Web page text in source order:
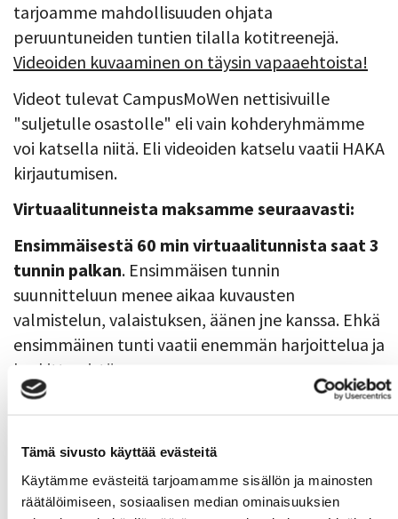
Tämä sivusto käyttää evästeitä
Käytämme evästeitä tarjoamamme sisällön ja mainosten
räätälöimiseen, sosiaalisen median ominaisuuksien
tarjoamme mahdollisuuden ohjata
peruuntuneiden tuntien tilalla kotitreenejä.
Videoiden kuvaaminen on täysin vapaaehtoista!
Videot tulevat CampusMoWen nettisivuille
"suljetulle osastolle" eli vain kohderyhmämme
voi katsella niitä. Eli videoiden katselu vaatii HAKA
kirjautumisen.
Virtuaalitunneista maksamme seuraavasti:
Ensimmäisestä 60 min virtuaalitunnista saat 3
tunnin palkan. Ensimmäisen tunnin
suunnitteluun menee aikaa kuvausten
valmistelun, valaistuksen, äänen jne kanssa. Ehkä
ensimmäinen tunti vaatii enemmän harjoittelua ja
keskittymistä.
Tämän jälkeen saat tunneista 1,5 kertaisen
Ensimmäisestä 30 min virtuaalitunnista saat 2
kokonaisen tunnin palkan, koska ensimmäisen